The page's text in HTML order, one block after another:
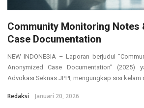
Community Monitoring Notes
Case Documentation
NEW INDONESIA – Laporan berjudul
Anonymized Case Documentation” (2025)
Advokasi Seknas JPPI, mengungkap sisi kelam
Redaksi Januari 20, 2026